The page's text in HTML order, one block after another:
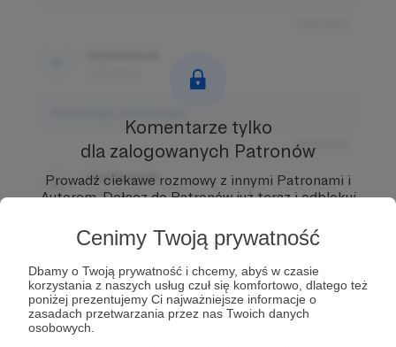
Cenimy Twoją prywatność
Dbamy o Twoją prywatność i chcemy, abyś w czasie
korzystania z naszych usług czuł się komfortowo, dlatego też
poniżej prezentujemy Ci najważniejsze informacje o
zasadach przetwarzania przez nas Twoich danych
osobowych.
Odpowiedz
Użytkownik
3 dni temu
Komentarz użytkownika
Odpowiedz
Użytkownik
3 dni temu
Komentarze tylko
dla zalogowanych Patronów
Prowadź ciekawe rozmowy z innymi Patronami i
Autorem.Dołącz do Patronów już teraz i odblokuj
Zostań Patronem